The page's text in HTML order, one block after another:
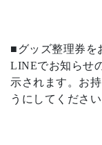
■グッズ整理券を
LINEでお知らせ
示されます。お
うにしてください